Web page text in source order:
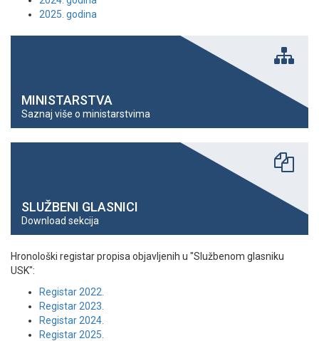
2025. godina
MINISTARSTVA
Saznaj više o ministarstvima
SLUŽBENI GLASNICI
Download sekcija
Hronološki registar propisa objavljenih u "Službenom glasniku
USK":
Registar 2022.
Registar 2023.
Registar 2024.
Registar 2025.